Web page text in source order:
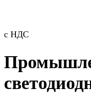
с НДС